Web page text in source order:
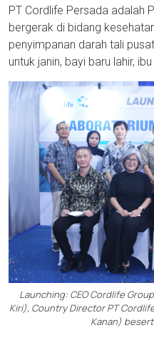
PT Cordlife Persada adalah
bergerak di bidang
penyimpanan darah tali
untuk janin, bayi baru lahir,
Launching: CEO Cordlife
Kiri), Country Director PT
Kanan)